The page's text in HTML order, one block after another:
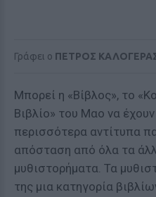
Γράφει ο ΠΕΤΡΟΣ
Μπορεί η «Βίβλος», το
Βιβλίο» του Μαο να
περισσότερα αντίτυπα
απόσταση από όλα τα
μυθιστορήματα. Τα
της μια κατηγορία